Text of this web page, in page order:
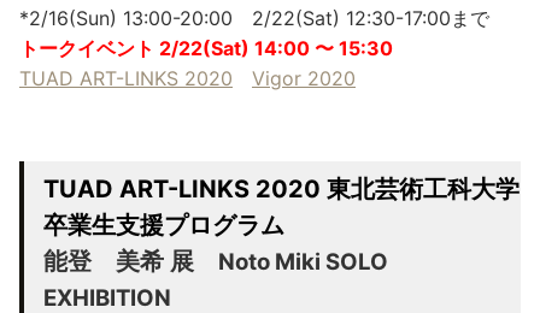
*2/16(Sun) 13:00-20:00 2/22(Sat) 12:30-17:00まで
トークイベント 2/22(Sat) 14:00 〜 15:30
TUAD ART-LINKS 2020
Vigor 2020
TUAD ART-LINKS 2020 東北芸術工科大学
卒業生支援プログラム
能登 美希 展 Noto Miki SOLO
EXHIBITION